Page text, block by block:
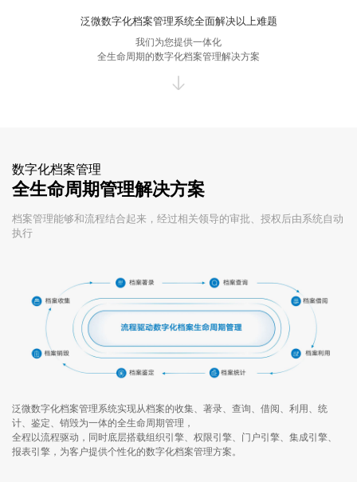
泛微数字化档案管理系统全面解决以上难题
我们为您提供一体化
全生命周期的数字化档案管理解决方案
数字化档案管理
全生命周期管理解决方案
档案管理能够和流程结合起来，经过相关领导的审批、授权后由系统自动
执行
泛微数字化档案管理系统实现从档案的收集、著录、查询、借阅、利用、统
计、鉴定、销毁为一体的全生命周期管理，
全程以流程驱动，同时底层搭载组织引擎、权限引擎、门户引擎、集成引擎、
报表引擎，为客户提供个性化的数字化档案管理方案。